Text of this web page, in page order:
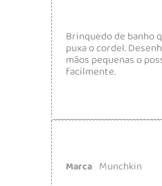
Brinquedo de banho
puxa o cordel.
mãos pequenas o
facilmente.
Marca Munchkin